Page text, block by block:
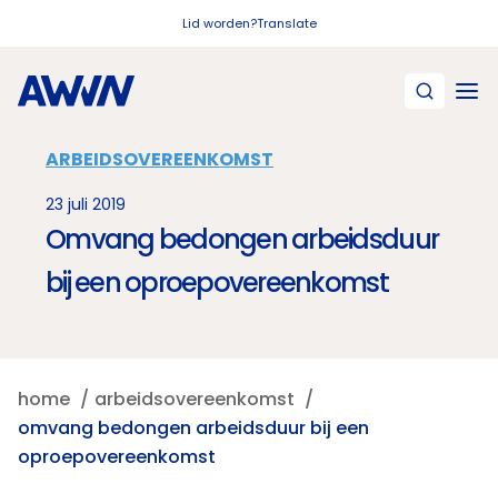
Lid worden?Translate
ARBEIDSOVEREENKOMST
23 juli 2019
Omvang bedongen arbeidsduur
bij een oproepovereenkomst
home
arbeidsovereenkomst
omvang bedongen arbeidsduur bij een
oproepovereenkomst